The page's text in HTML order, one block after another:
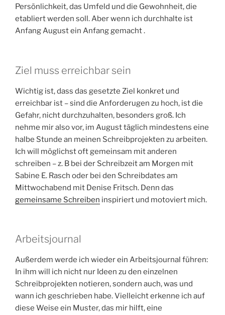
Persönlichkeit, das Umfeld und die Gewohnheit, die
etabliert werden soll. Aber wenn ich durchhalte ist
Anfang August ein Anfang gemacht .
Ziel muss erreichbar sein
Wichtig ist, dass das gesetzte Ziel konkret und
erreichbar ist – sind die Anforderugen zu hoch, ist die
Gefahr, nicht durchzuhalten, besonders groß. Ich
nehme mir also vor, im August täglich mindestens eine
halbe Stunde an meinen Schreibprojekten zu arbeiten.
Ich will möglichst oft gemeinsam mit anderen
schreiben – z. B bei der Schreibzeit am Morgen mit
Sabine E. Rasch oder bei den Schreibdates am
Mittwochabend mit Denise Fritsch. Denn das
gemeinsame Schreiben inspiriert und motoviert mich.
Arbeitsjournal
Außerdem werde ich wieder ein Arbeitsjournal führen:
In ihm will ich nicht nur Ideen zu den einzelnen
Schreibprojekten notieren, sondern auch, was und
wann ich geschrieben habe. Vielleicht erkenne ich auf
diese Weise ein Muster, das mir hilft, eine